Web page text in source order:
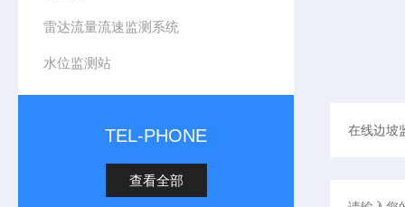
雷达流量流速监测系统
水位监测站
TEL-PHONE
查看全部